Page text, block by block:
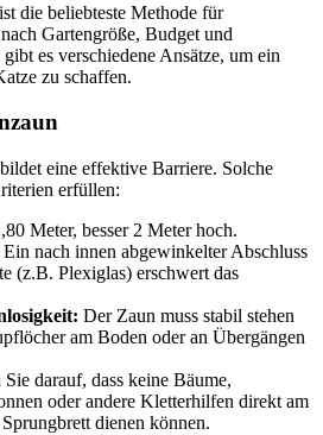
die beliebteste Methode für
Gartengröße, Budget und
es verschiedene Ansätze, um ein
zu schaffen.
eine effektive Barriere. Solche
erfüllen:
Meter, besser 2 Meter hoch.
Ein nach innen abgewinkelter Abschluss
(z.B. Plexiglas) erschwert das
Der Zaun muss stabil stehen
am Boden oder an Übergängen
darauf, dass keine Bäume,
oder andere Kletterhilfen direkt am
dienen können.